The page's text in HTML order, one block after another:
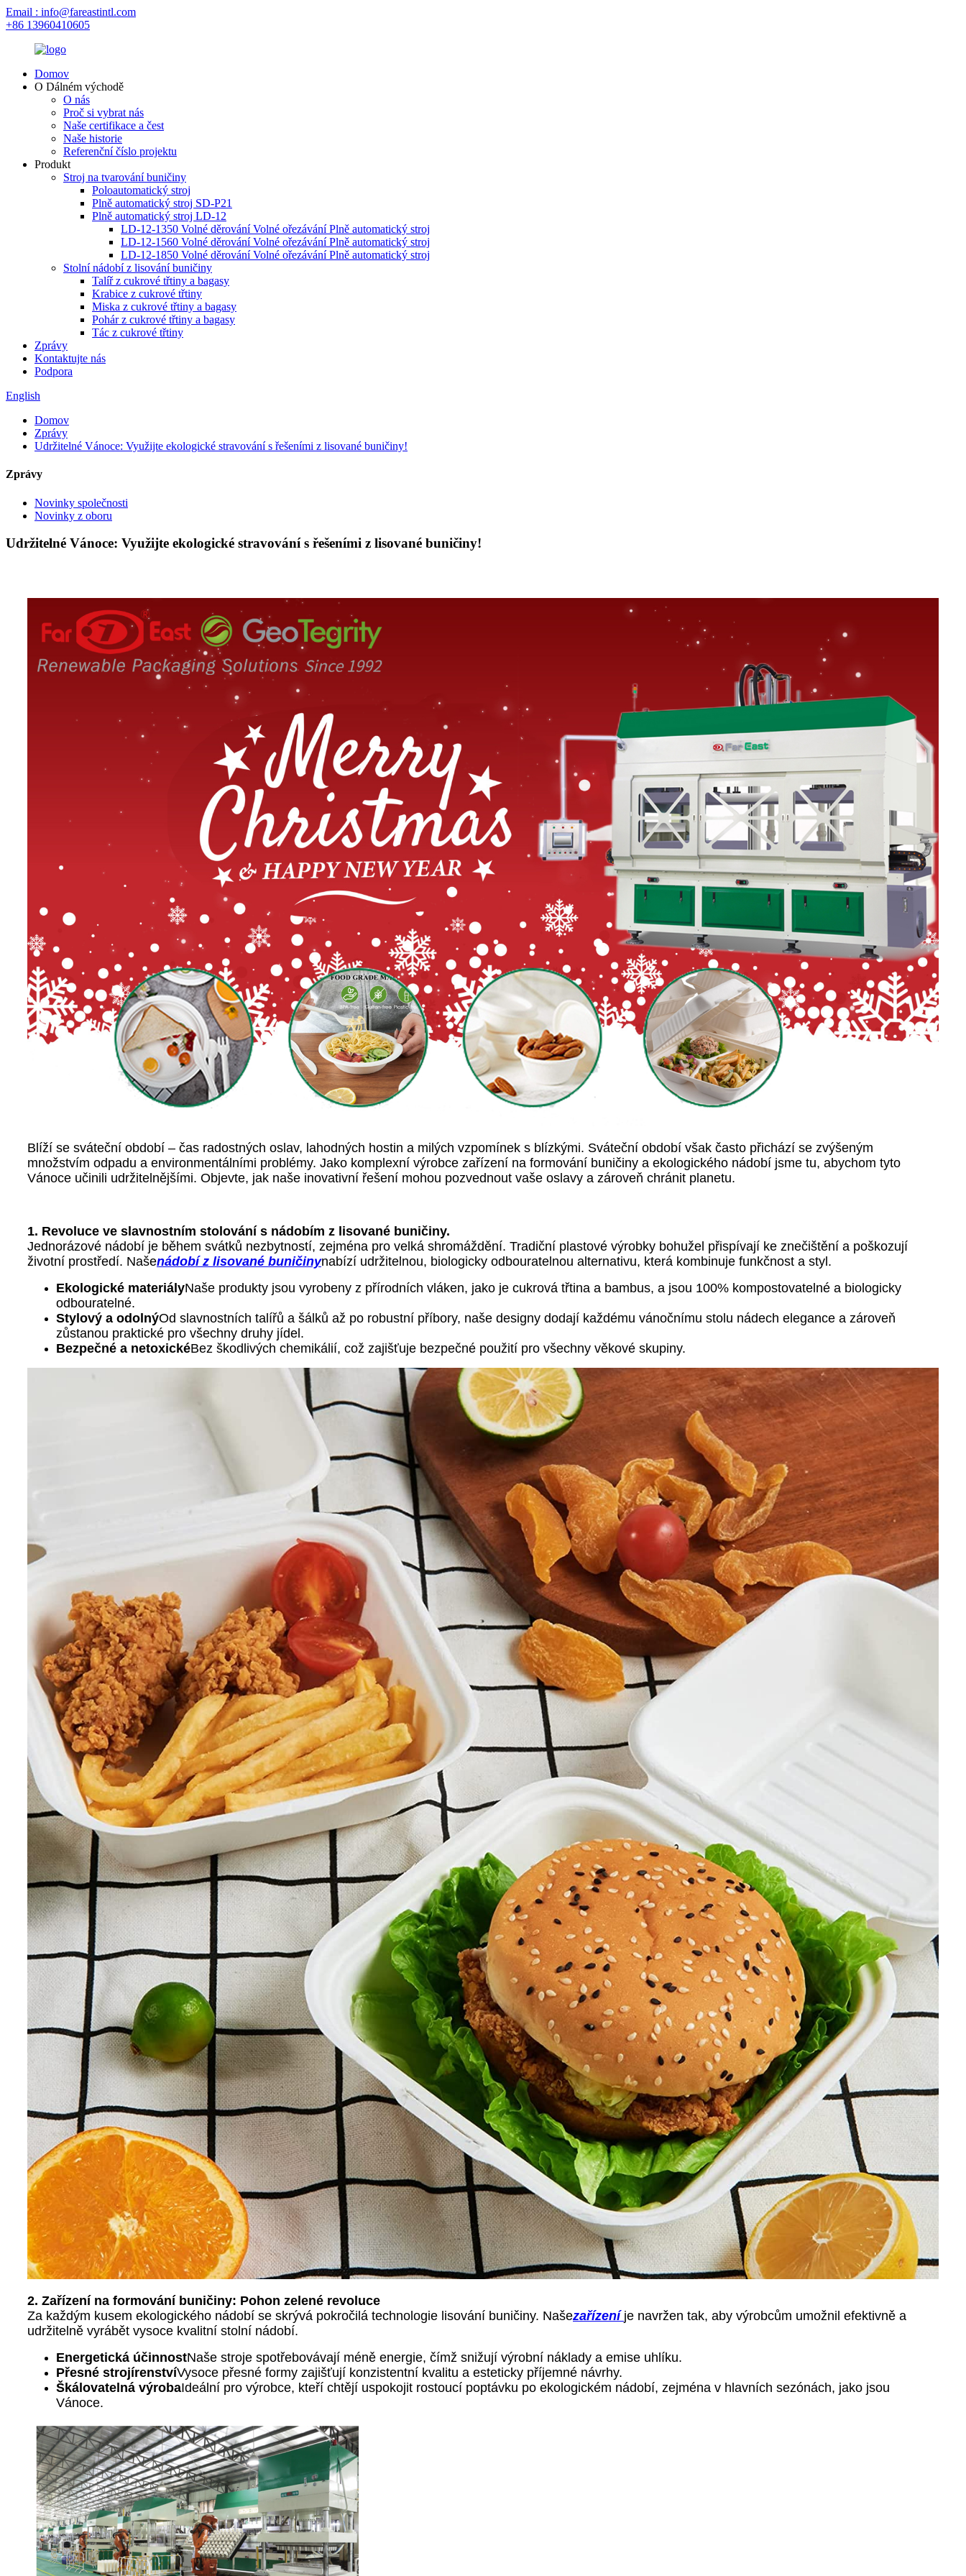
Email : info@fareastintl.com
+86 13960410605
Domov
O Dálném východě
O nás
Proč si vybrat nás
Naše certifikace a čest
Naše historie
Referenční číslo projektu
Produkt
Stroj na tvarování buničiny
Poloautomatický stroj
Plně automatický stroj SD-P21
Plně automatický stroj LD-12
LD-12-1350 Volné děrování Volné ořezávání Plně automatický stroj
LD-12-1560 Volné děrování Volné ořezávání Plně automatický stroj
LD-12-1850 Volné děrování Volné ořezávání Plně automatický stroj
Stolní nádobí z lisování buničiny
Talíř z cukrové třtiny a bagasy
Krabice z cukrové třtiny
Miska z cukrové třtiny a bagasy
Pohár z cukrové třtiny a bagasy
Tác z cukrové třtiny
Zprávy
Kontaktujte nás
Podpora
English
Domov
Zprávy
Udržitelné Vánoce: Využijte ekologické stravování s řešeními z lisované buničiny!
Zprávy
Novinky společnosti
Novinky z oboru
Udržitelné Vánoce: Využijte ekologické stravování s řešeními z lisované buničiny!
Blíží se sváteční období – čas radostných oslav, lahodných hostin a milých vzpomínek s blízkými. Sváteční období však často přichází se zvýšeným
množstvím odpadu a environmentálními problémy. Jako komplexní výrobce zařízení na formování buničiny a ekologického nádobí jsme tu, abychom tyto
Vánoce učinili udržitelnějšími. Objevte, jak naše inovativní řešení mohou pozvednout vaše oslavy a zároveň chránit planetu.
1. Revoluce ve slavnostním stolování s nádobím z lisované buničiny.
Jednorázové nádobí je během svátků nezbytností, zejména pro velká shromáždění. Tradiční plastové výrobky bohužel přispívají ke znečištění a poškozují
životní prostředí. Našenádobí z lisované buničinynabízí udržitelnou, biologicky odbouratelnou alternativu, která kombinuje funkčnost a styl.
Ekologické materiályNaše produkty jsou vyrobeny z přírodních vláken, jako je cukrová třtina a bambus, a jsou 100% kompostovatelné a biologicky
odbouratelné.
Stylový a odolnýOd slavnostních talířů a šálků až po robustní příbory, naše designy dodají každému vánočnímu stolu nádech elegance a zároveň
zůstanou praktické pro všechny druhy jídel.
Bezpečné a netoxickéBez škodlivých chemikálií, což zajišťuje bezpečné použití pro všechny věkové skupiny.
2. Zařízení na formování buničiny: Pohon zelené revoluce
Za každým kusem ekologického nádobí se skrývá pokročilá technologie lisování buničiny. Našezařízení je navržen tak, aby výrobcům umožnil efektivně a
udržitelně vyrábět vysoce kvalitní stolní nádobí.
Energetická účinnostNaše stroje spotřebovávají méně energie, čímž snižují výrobní náklady a emise uhlíku.
Přesné strojírenstvíVysoce přesné formy zajišťují konzistentní kvalitu a esteticky příjemné návrhy.
Škálovatelná výrobaIdeální pro výrobce, kteří chtějí uspokojit rostoucí poptávku po ekologickém nádobí, zejména v hlavních sezónách, jako jsou
Vánoce.